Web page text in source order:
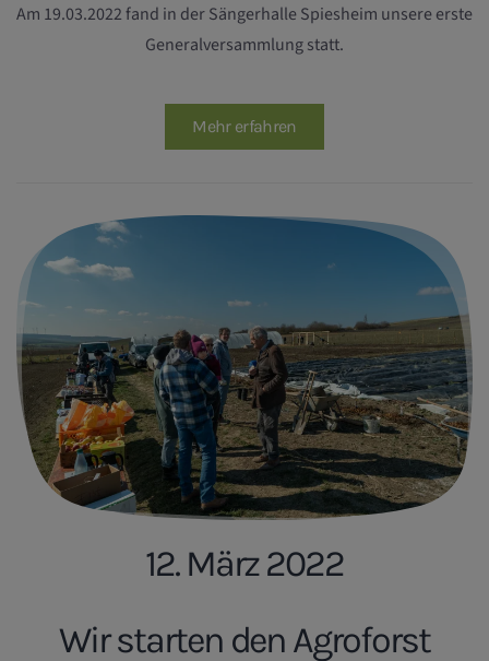
Am 19.03.2022 fand in der Sängerhalle Spiesheim unsere erste
Generalversammlung statt.
Mehr erfahren
12. März 2022
Wir starten den Agroforst